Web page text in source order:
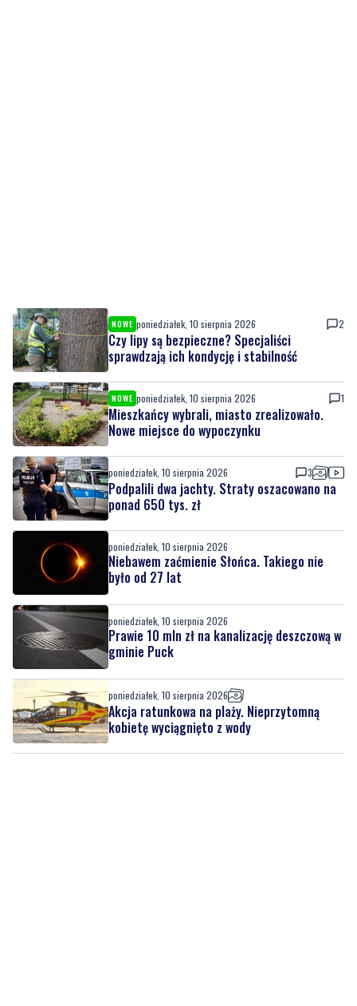
NOWE poniedziałek, 10 sierpnia 2026 2
Czy lipy są bezpieczne? Specjaliści
sprawdzają ich kondycję i stabilność
NOWE poniedziałek, 10 sierpnia 2026 1
Mieszkańcy wybrali, miasto zrealizowało.
Nowe miejsce do wypoczynku
poniedziałek, 10 sierpnia 2026 3
Podpalili dwa jachty. Straty oszacowano na
ponad 650 tys. zł
poniedziałek, 10 sierpnia 2026
Niebawem zaćmienie Słońca. Takiego nie
było od 27 lat
poniedziałek, 10 sierpnia 2026
Prawie 10 mln zł na kanalizację deszczową w
gminie Puck
poniedziałek, 10 sierpnia 2026
Akcja ratunkowa na plaży. Nieprzytomną
kobietę wyciągnięto z wody